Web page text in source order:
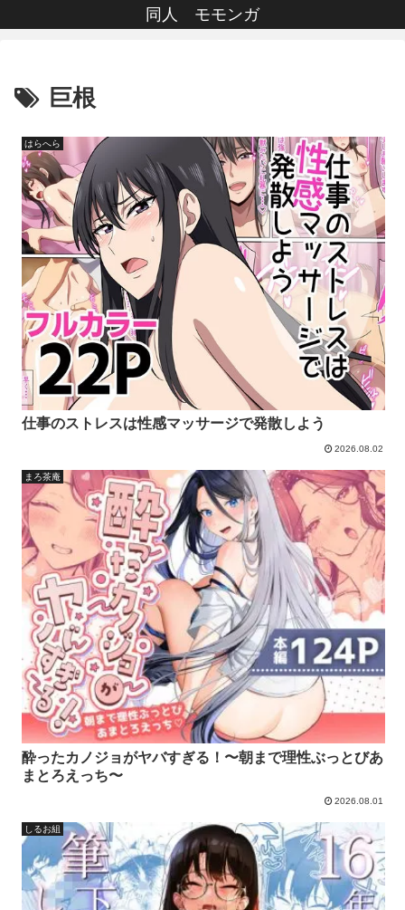
同人 モモンガ
巨根
はらへら
仕事のストレスは性感マッサージで発散しよう
2026.08.02
まろ茶庵
酔ったカノジョがヤバすぎる！〜朝まで理性ぶっとびあ
まとろえっち〜
2026.08.01
しるお組